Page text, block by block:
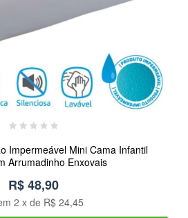
Impermeável Mini Cama Infantil
Arrumadinho Enxovais
R$ 48,90
2 x de R$ 24,45